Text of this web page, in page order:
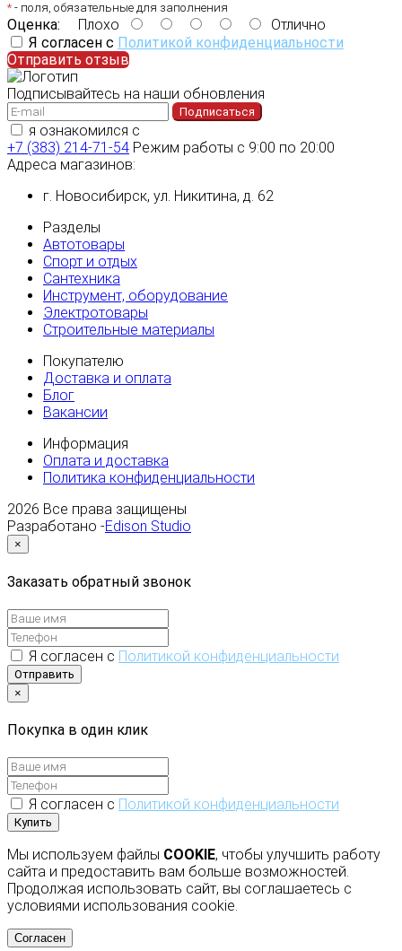
* - поля, обязательные для заполнения
Оценка: Плохо
Отлично
Я согласен с Политикой конфиденциальности
Отправить отзыв
Подписывайтесь на наши обновления
Подписаться
я ознакомился с
+7 (383) 214-71-54 Режим работы с 9:00 по 20:00
Адреса магазинов:
г. Новосибирск, ул. Никитина, д. 62
Разделы
Автотовары
Спорт и отдых
Сантехника
Инструмент, оборудование
Электротовары
Строительные материалы
Покупателю
Доставка и оплата
Блог
Вакансии
Информация
Оплата и доставка
Политика конфиденциальности
2026 Все права защищены
Разработано -Edison Studio
×
Заказать обратный звонок
Я согласен с Политикой конфиденциальности
Отправить
×
Покупка в один клик
Я согласен с Политикой конфиденциальности
Купить
Мы используем файлы COOKIE, чтобы улучшить работу
сайта и предоставить вам больше возможностей.
Продолжая использовать сайт, вы соглашаетесь с
условиями использования cookie.
Согласен